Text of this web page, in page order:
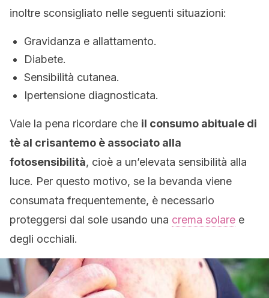
inoltre sconsigliato nelle seguenti situazioni:
Gravidanza e allattamento.
Diabete.
Sensibilità cutanea.
Ipertensione diagnosticata.
Vale la pena ricordare che il consumo abituale di
tè al crisantemo è associato alla
fotosensibilità, cioè a un’elevata sensibilità alla
luce. Per questo motivo, se la bevanda viene
consumata frequentemente, è necessario
proteggersi dal sole usando una crema solare e
degli occhiali.